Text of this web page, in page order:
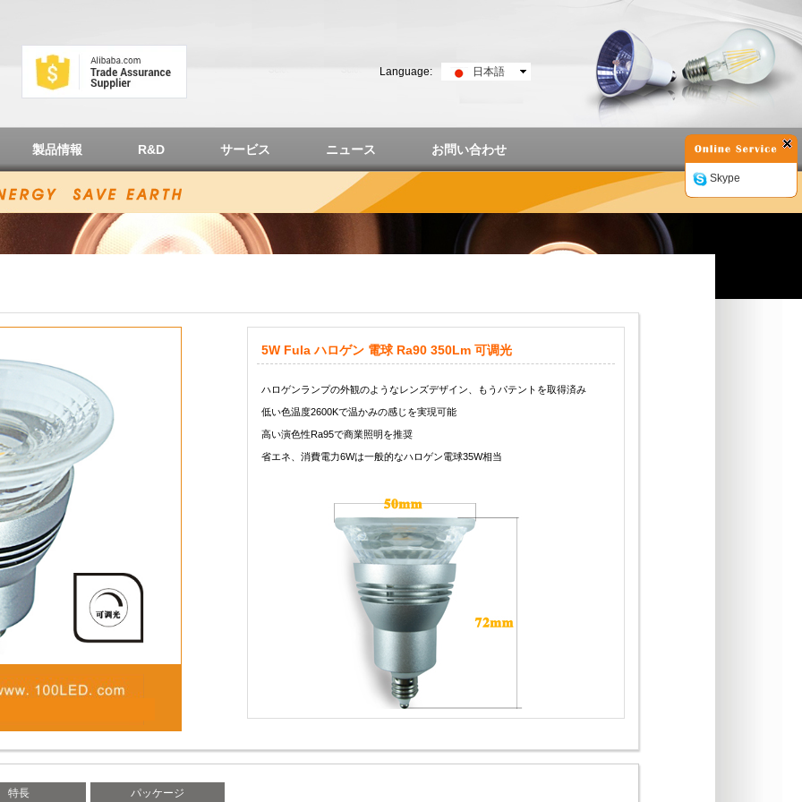
Language: 日本語
製品情報 R&D サービス ニュース お問い合わせ
5W Fula ハロゲン 電球 Ra90 350Lm 可调光
ハロゲンランプの外観のようなレンズデザイン、もうパテントを取得済み
低い色温度2600Kで温かみの感じを実現可能
高い演色性Ra95で商業照明を推奨
省エネ、消費電力6Wは一般的なハロゲン電球35W相当
特長 パッケージ
Skype